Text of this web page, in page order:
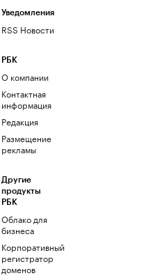
Уведомления
RSS Новости
РБК
О компании
Контактная
информация
Редакция
Размещение
рекламы
Другие
продукты
РБК
Облако для
бизнеса
Корпоративный
регистратор
доменов